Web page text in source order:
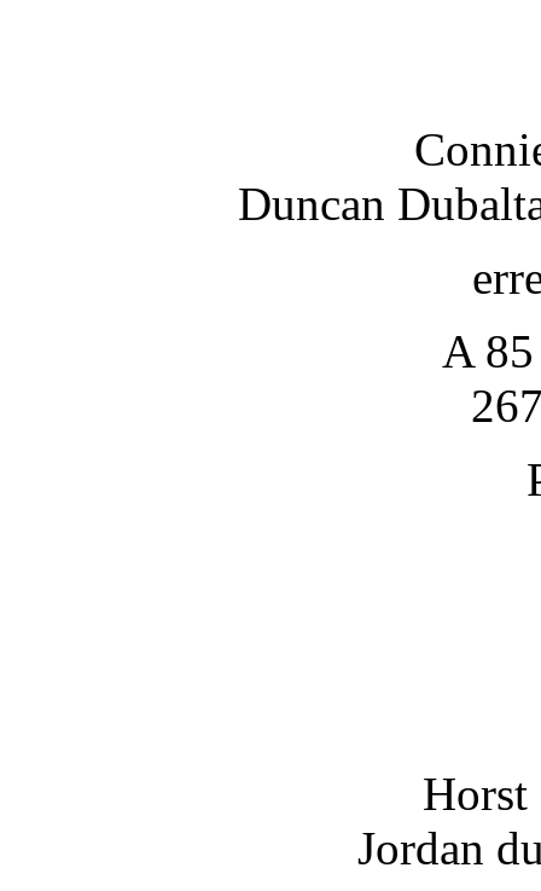
Duncan
A
Horst
Jordan